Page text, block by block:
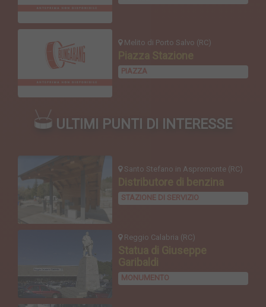
Melito di Porto Salvo (RC)
Piazza Stazione
PIAZZA
ULTIMI PUNTI DI INTERESSE
Santo Stefano in Aspromonte (RC)
Distributore di benzina
STAZIONE DI SERVIZIO
Reggio Calabria (RC)
Statua di Giuseppe
Garibaldi
MONUMENTO